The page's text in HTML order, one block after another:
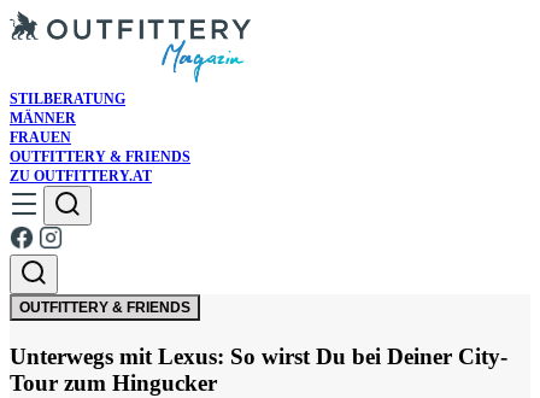
STILBERATUNG
MÄNNER
FRAUEN
OUTFITTERY & FRIENDS
ZU OUTFITTERY.AT
OUTFITTERY & FRIENDS
Unterwegs mit Lexus: So wirst Du bei Deiner City-
Tour zum Hingucker